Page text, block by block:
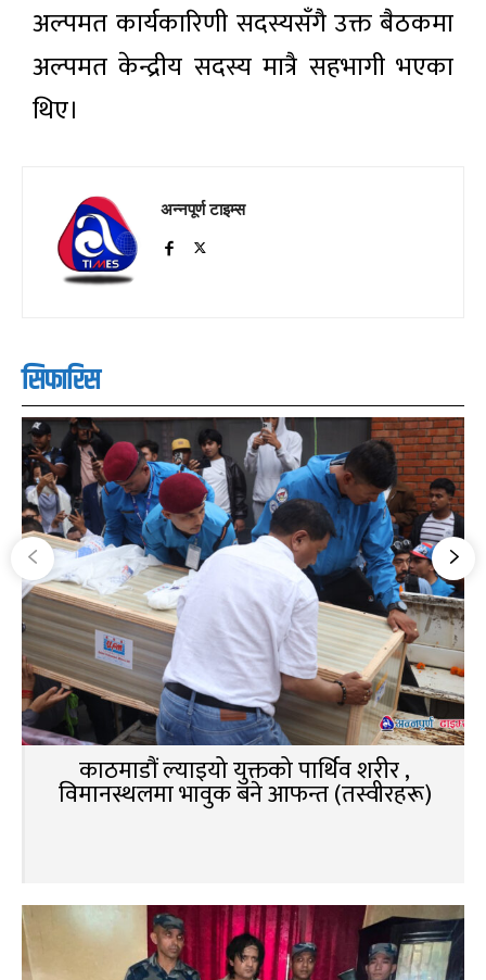
अल्पमत कार्यकारिणी सदस्यसँगै उक्त बैठकमा
अल्पमत केन्द्रीय सदस्य मात्रै सहभागी भएका
थिए।
अन्नपूर्ण टाइम्स
सिफारिस
काठमाडौं ल्याइयो युक्तको पार्थिव शरीर ,
विमानस्थलमा भावुक बने आफन्त (तस्वीरहरू)